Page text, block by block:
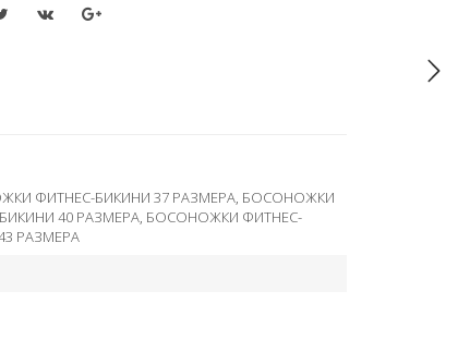
ФИТНЕС-БИКИНИ 37 РАЗМЕРА, БОСОНОЖКИ
40 РАЗМЕРА, БОСОНОЖКИ ФИТНЕС-
РАЗМЕРА